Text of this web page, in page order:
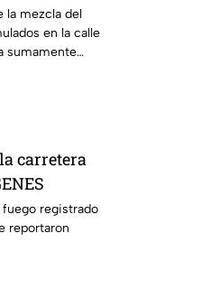
la mezcla del
en la calle
sumamente
carretera
registrado
reportaron